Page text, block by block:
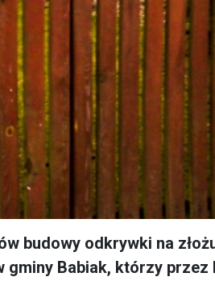
budowy odkrywki na
gminy Babiak, którzy przez